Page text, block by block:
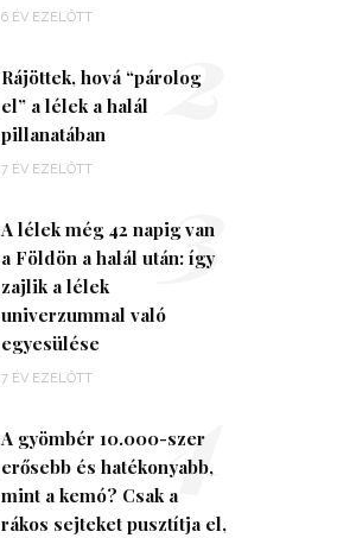
6 ÉV EZELŐTT
Rájöttek, hová “párolog
el” a lélek a halál
pillanatában
7 ÉV EZELŐTT
2
A lélek még 42 napig van
a Földön a halál után: így
zajlik a lélek
univerzummal való
egyesülése
7 ÉV EZELŐTT
3
A gyömbér 10.000-szer
erősebb és hatékonyabb,
mint a kemó? Csak a
rákos sejteket pusztítja el,
4